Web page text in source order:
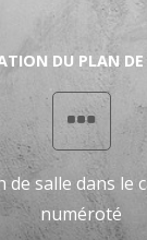
DU PLAN DE
salle dans le
numéroté